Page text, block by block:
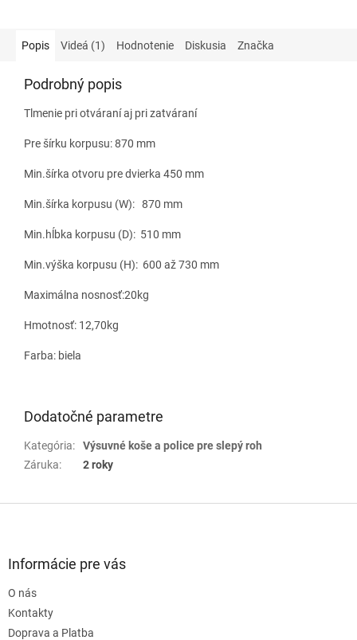
Popis Videá (1) Hodnotenie Diskusia Značka
Podrobný popis
Tlmenie pri otváraní aj pri zatváraní
Pre šírku korpusu: 870 mm
Min.šírka otvoru pre dvierka 450 mm
Min.šírka korpusu (W): 870 mm
Min.hĺbka korpusu (D): 510 mm
Min.výška korpusu (H): 600 až 730 mm
Maximálna nosnosť:20kg
Hmotnosť: 12,70kg
Farba: biela
Dodatočné parametre
Kategória:
Výsuvné koše a police pre slepý roh
Záruka: 2 roky
Informácie pre vás
O nás
Kontakty
Doprava a Platba